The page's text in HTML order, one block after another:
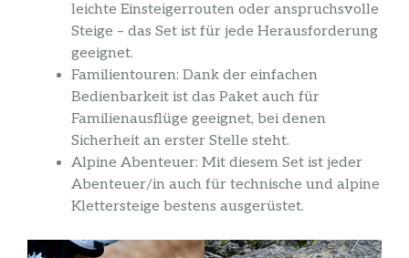
leichte Einsteigerrouten oder anspruchsvolle
Steige – das Set ist für jede Herausforderung
geeignet.
Familientouren: Dank der einfachen
Bedienbarkeit ist das Paket auch für
Familienausflüge geeignet, bei denen
Sicherheit an erster Stelle steht.
Alpine Abenteuer: Mit diesem Set ist jeder
Abenteuer/in auch für technische und alpine
Klettersteige bestens ausgerüstet.